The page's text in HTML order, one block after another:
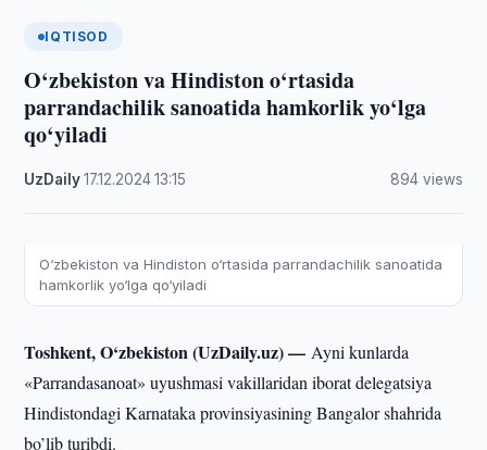
IQTISOD
O‘zbekiston va Hindiston o‘rtasida
parrandachilik sanoatida hamkorlik yo‘lga
qo‘yiladi
UzDaily·17.12.2024·13:15 894 views
O‘zbekiston va Hindiston o‘rtasida parrandachilik sanoatida
hamkorlik yo‘lga qo‘yiladi
Toshkent, O‘zbekiston (UzDaily.uz) —Ayni kunlarda
«Parrandasanoat» uyushmasi vakillaridan iborat delegatsiya
Hindistondagi Karnataka provinsiyasining Bangalor shahrida
bo’lib turibdi.